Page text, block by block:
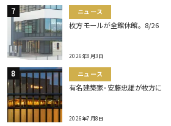
ニュース
枚方モールが全館休館。8/26
2026年8月3日
ニュース
有名建築家･安藤忠雄が枚方に
2026年7月8日